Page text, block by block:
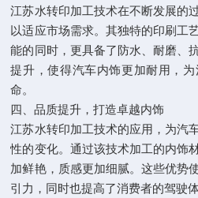
江苏水转印加工技术在不断发展的
以适应市场需求。其独特的印刷工
能的同时，更具备了防水、耐磨、
提升，使得汽车内饰更加耐用，
命。
四、品质提升，打造卓越内饰
江苏水转印加工技术的应用，为汽
性的变化。通过该技术加工的内饰
加鲜艳，质感更加细腻。这些优势
引力，同时也提高了消费者的驾驶体